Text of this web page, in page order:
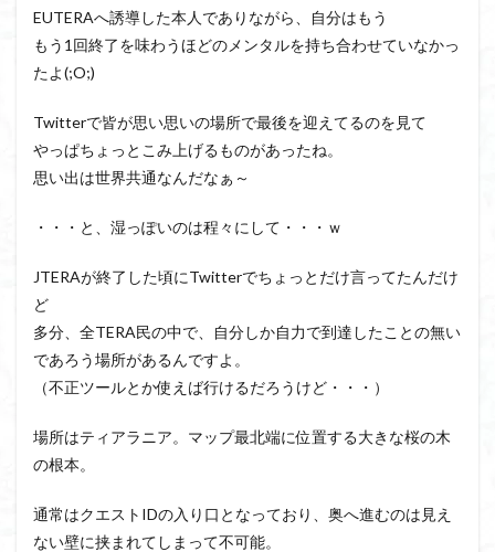
EUTERAへ誘導した本人でありながら、自分はもう
もう1回終了を味わうほどのメンタルを持ち合わせていなかっ
たよ(;O;)
Twitterで皆が思い思いの場所で最後を迎えてるのを見て
やっぱちょっとこみ上げるものがあったね。
思い出は世界共通なんだなぁ～
・・・と、湿っぽいのは程々にして・・・ｗ
JTERAが終了した頃にTwitterでちょっとだけ言ってたんだけ
ど
多分、全TERA民の中で、自分しか自力で到達したことの無い
であろう場所があるんですよ。
（不正ツールとか使えば行けるだろうけど・・・）
場所はティアラニア。マップ最北端に位置する大きな桜の木
の根本。
通常はクエストIDの入り口となっており、奥へ進むのは見え
ない壁に挟まれてしまって不可能。